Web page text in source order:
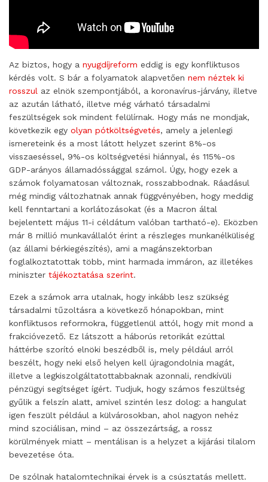
Az biztos, hogy a nyugdíjreform eddig is egy konfliktusos
kérdés volt. S bár a folyamatok alapvetően nem néztek ki
rosszul az elnök szempontjából, a koronavírus-járvány, illetve
az azután látható, illetve még várható társadalmi
feszültségek sok mindent felülírnak. Hogy más ne mondjak,
következik egy olyan pótköltségvetés, amely a jelenlegi
ismereteink és a most látott helyzet szerint 8%-os
visszaeséssel, 9%-os költségvetési hiánnyal, és 115%-os
GDP-arányos államadóssággal számol. Úgy, hogy ezek a
számok folyamatosan változnak, rosszabbodnak. Ráadásul
még mindig változhatnak annak függvényében, hogy meddig
kell fenntartani a korlátozásokat (és a Macron által
bejelentett május 11-i céldátum valóban tartható-e). Eközben
már 8 millió munkavállalót érint a részleges munkanélküliség
(az állami bérkiegészítés), ami a magánszektorban
foglalkoztatottak több, mint harmada immáron, az illetékes
miniszter tájékoztatása szerint.
Ezek a számok arra utalnak, hogy inkább lesz szükség
társadalmi tűzoltásra a következő hónapokban, mint
konfliktusos reformokra, függetlenül attól, hogy mit mond a
frakcióvezető. Ez látszott a háborús retorikát ezúttal
háttérbe szorító elnöki beszédből is, mely például arról
beszélt, hogy neki első helyen kell újragondolnia magát,
illetve a legkiszolgáltatottabbaknak azonnali, rendkívüli
pénzügyi segítséget ígért. Tudjuk, hogy számos feszültség
gyűlik a felszín alatt, amivel szintén lesz dolog: a hangulat
igen feszült például a külvárosokban, ahol nagyon nehéz
mind szociálisan, mind – az összezártság, a rossz
körülmények miatt – mentálisan is a helyzet a kijárási tilalom
bevezetése óta.
De szólnak hatalomtechnikai érvek is a csúsztatás mellett.